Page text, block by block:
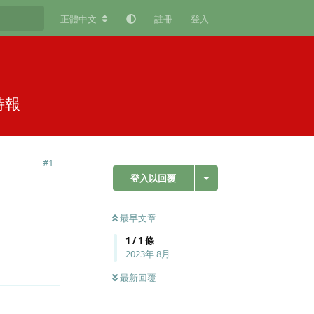
正體中文 註冊 登入
報
登入以回覆
最早文章
1 /1 條
2023年 8月
最新回覆
#1